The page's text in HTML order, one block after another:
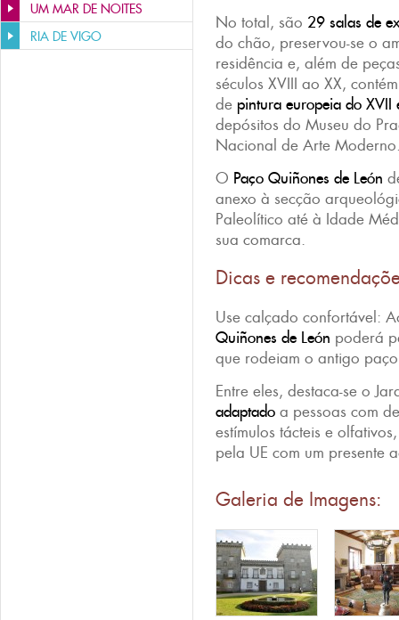
UM MAR DE NOITES
RIA DE VIGO
No total, são 29 salas de
do chão, preservou-se o
residência e, além de
séculos XVIII ao XX,
de pintura europeia do XVII
depósitos do Museu do
Nacional de Arte
O Paço Quiñones de León
anexo à secção
Paleolítico até à Idade
sua comarca.
Dicas e
Use calçado confortável:
Quiñones de León poderá
que rodeiam o antigo
Entre eles, destaca-se o
adaptado a pessoas com
estímulos tácteis e
pela UE com um presente
Galeria de Imagens: